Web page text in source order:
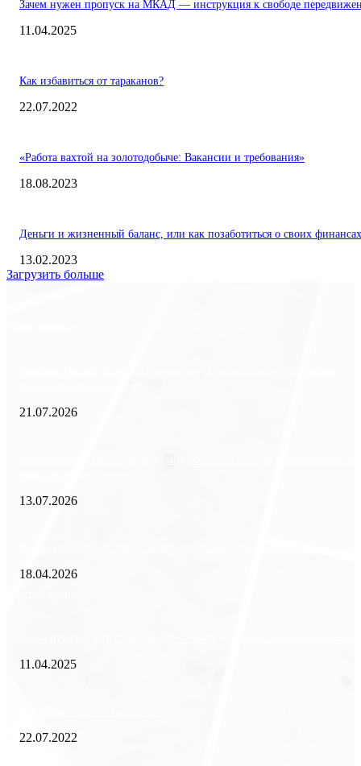
Зачем нужен пропуск на МКАД — инструкция к свободе
11.04.2025
Как избавиться от тараканов?
22.07.2022
«Работа вахтой на золотодобыче: Вакансии и требования»
18.08.2023
Деньги и жизненный баланс, или как позаботиться о своих финансах
13.02.2023
Загрузить больше
21.07.2026
13.07.2026
18.04.2026
11.04.2025
22.07.2022